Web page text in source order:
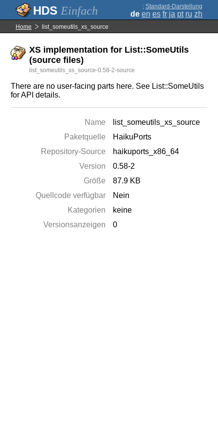
Einfach ; Standard-Darstellung
de en es fr ja pt ru zh
Home list_someutils_xs_source
XS implementation for List::SomeUtils
(source files)
list_someutils_xs_source-0.58-2-source
There are no user-facing parts here. See List::SomeUtils
for API details.
Name
list_someutils_xs_source
Paketquelle
HaikuPorts
Repository-Source
haikuports_x86_64
Version
0.58-2
Größe
87.9 KB
Quellcode verfügbar
Nein
Kategorien
keine
Versionsanzeigen
0